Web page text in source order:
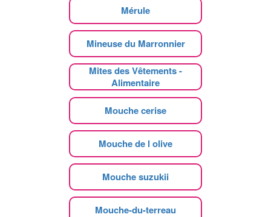
Mérule
Mineuse du Marronnier
Mites des Vêtements -
Alimentaire
Mouche cerise
Mouche de l olive
Mouche suzukii
Mouche-du-terreau